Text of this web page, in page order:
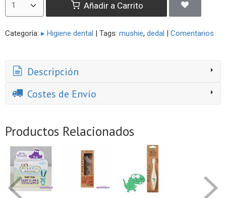
Añadir a Carrito
Categoría: ▸ Higiene dental | Tags: mushie dedal | Comentarios
Descripción
Costes de Envío
Productos Relacionados